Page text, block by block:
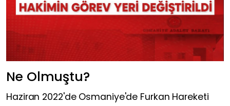
Ne Olmuştu?
Haziran 2022'de Osmaniye'de Furkan Hareketi